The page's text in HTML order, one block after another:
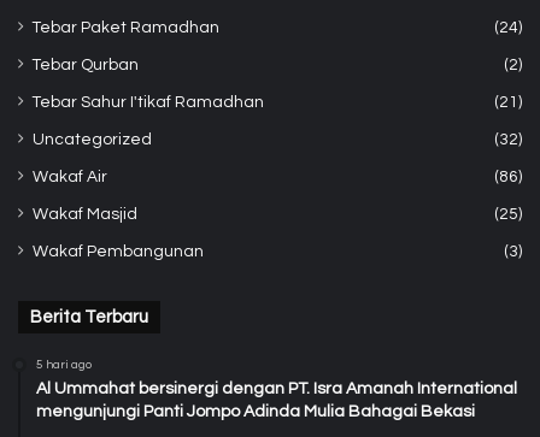
Tebar Paket Ramadhan (24)
Tebar Qurban (2)
Tebar Sahur I'tikaf Ramadhan (21)
Uncategorized (32)
Wakaf Air (86)
Wakaf Masjid (25)
Wakaf Pembangunan (3)
Berita Terbaru
5 hari ago
Al Ummahat bersinergi dengan PT. Isra Amanah International
mengunjungi Panti Jompo Adinda Mulia Bahagai Bekasi